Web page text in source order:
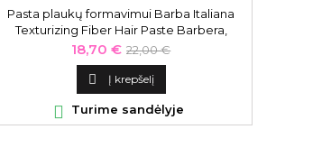
Pasta plaukų formavimui Barba Italiana
Texturizing Fiber Hair Paste Barbera,
BI000077, 100 ml
Kaina
18,70 € Bazinė
kaina
22,00 €
 Į krepšelį
 Turime sandėlyje